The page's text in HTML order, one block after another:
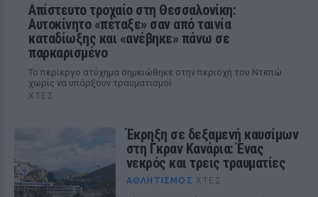
Απίστευτο τροχαίο στη Θεσσαλονίκη:
Αυτοκίνητο «πέταξε» σαν από ταινία
καταδίωξης και «ανέβηκε» πάνω σε
παρκαρισμένο
Το περίεργο ατύχημα σημειώθηκε στην περιοχή του Ντεπώ
χωρίς να υπάρξουν τραυματισμοί
ΧΤΕΣ
Έκρηξη σε δεξαμενή καυσίμων
στη Γκραν Κανάρια: Ένας
νεκρός και τρεις τραυματίες
ΑΘΛΗΤΙΣΜΌΣ ΧΤΕΣ